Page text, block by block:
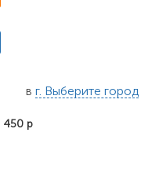
в г. Выберите город
450 р